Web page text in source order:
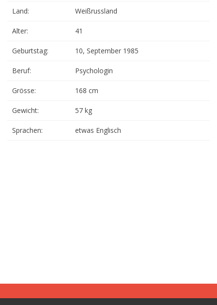
Land: Weißrussland
Alter: 41
Geburtstag: 10, September 1985
Beruf: Psychologin
Grösse: 168 cm
Gewicht: 57 kg
Sprachen: etwas Englisch